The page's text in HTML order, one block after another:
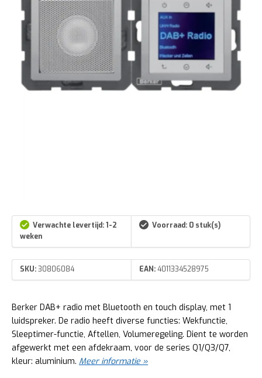
Verwachte levertijd: 1-2
weken
Voorraad: 0 stuk(s)
SKU:30806084 EAN:4011334528975
Berker DAB+ radio met Bluetooth en touch display, met 1
luidspreker. De radio heeft diverse functies: Wekfunctie,
Sleep­ti­mer-­functie, Aftellen, Volu­me­re­ge­ling. Dient te worden
afgewerkt met een afdekraam, voor de series Q1/Q3/Q7,
kleur: aluminium. Meer informatie »